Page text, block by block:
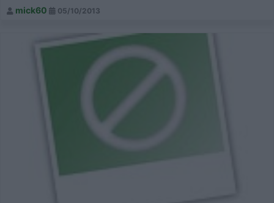
mick60 05/10/2013